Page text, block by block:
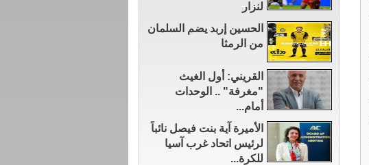
لنزار
الحسين إربد يضم السلمان
من الرمثا
القريني: أول الغيث
"مغرفة" .. الوحدات
أمام...
الأميرة آية بنت فيصل نائباً
لرئيس اتحاد غرب آسيا
للكرة...